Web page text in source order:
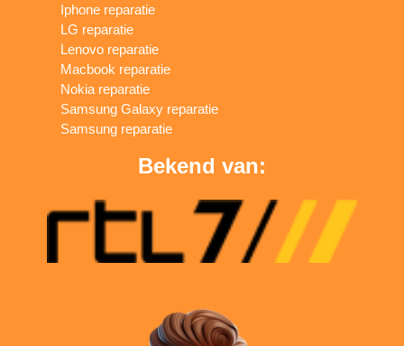
Iphone reparatie
LG reparatie
Lenovo reparatie
Macbook reparatie
Nokia reparatie
Samsung Galaxy reparatie
Samsung reparatie
Bekend van: